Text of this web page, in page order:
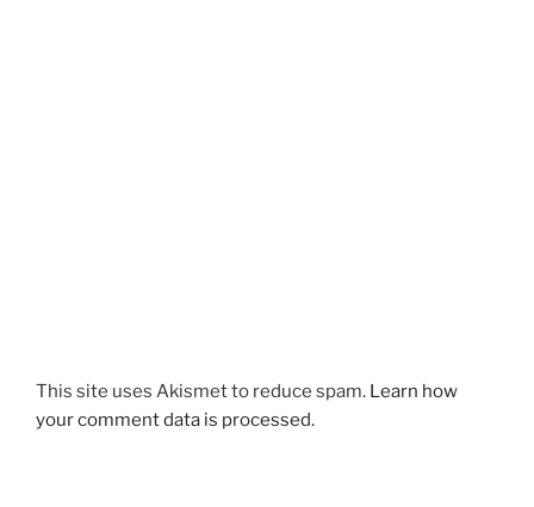
This site uses Akismet to reduce spam. Learn how
your comment data is processed.